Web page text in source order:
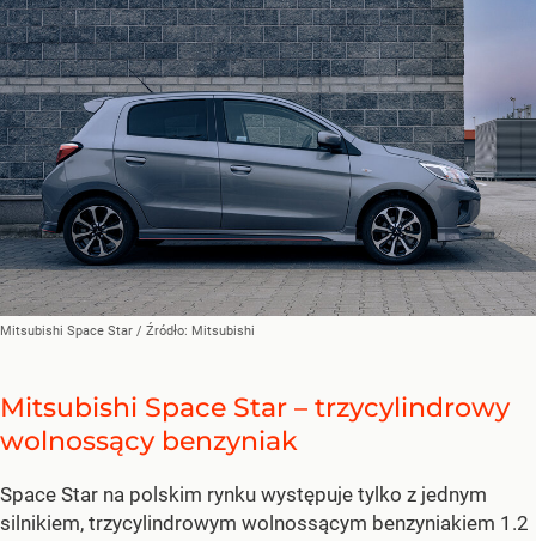
Mitsubishi Space Star / Źródło: Mitsubishi
Mitsubishi Space Star – trzycylindrowy
wolnossący benzyniak
Space Star na polskim rynku występuje tylko z jednym
silnikiem, trzycylindrowym wolnossącym benzyniakiem 1.2